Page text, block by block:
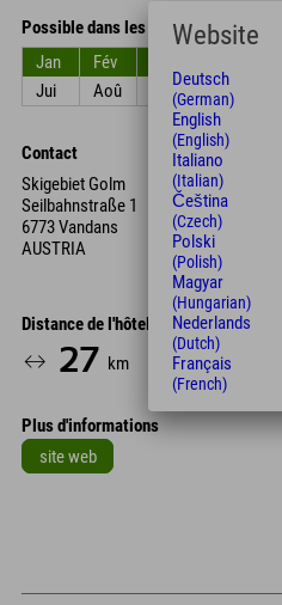
Possible dans les mois
Jan
Fév
Jui
Aoû Sep Oct
Contact
Skigebiet Golm
Seilbahnstraße 1
6773 Vandans
AUSTRIA
Distance de l'hôtel
27 km 54
Plus d'informations
site web
Website
Deutsch
(German)
English
(English)
Italiano
(Italian)
Čeština
(Czech)
Polski
(Polish)
Magyar
(Hungarian)
Nederlands
(Dutch)
Français
(French)